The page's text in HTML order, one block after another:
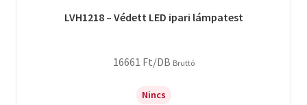
LVH1218 – Védett LED ipari lámpatest
16661 Ft/DB Bruttó
Nincs